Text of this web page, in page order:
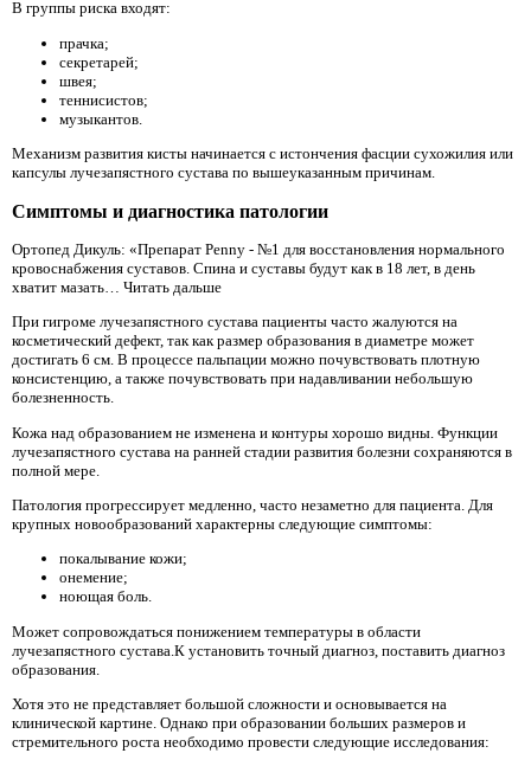
В группы риска входят:
прачка;
секретарей;
швея;
теннисистов;
музыкантов.
Механизм развития кисты начинается с истончения фасции сухожилия или
капсулы лучезапястного сустава по вышеуказанным причинам.
Симптомы и диагностика патологии
Ортопед Дикуль: «Препарат Penny - №1 для восстановления нормального
кровоснабжения суставов. Спина и суставы будут как в 18 лет, в день
хватит мазать… Читать дальше
При гигроме лучезапястного сустава пациенты часто жалуются на
косметический дефект, так как размер образования в диаметре может
достигать 6 см. В процессе пальпации можно почувствовать плотную
консистенцию, а также почувствовать при надавливании небольшую
болезненность.
Кожа над образованием не изменена и контуры хорошо видны. Функции
лучезапястного сустава на ранней стадии развития болезни сохраняются в
полной мере.
Патология прогрессирует медленно, часто незаметно для пациента. Для
крупных новообразований характерны следующие симптомы:
покалывание кожи;
онемение;
ноющая боль.
Может сопровождаться понижением температуры в области
лучезапястного сустава.К установить точный диагноз, поставить диагноз
образования.
Хотя это не представляет большой сложности и основывается на
клинической картине. Однако при образовании больших размеров и
стремительного роста необходимо провести следующие исследования: